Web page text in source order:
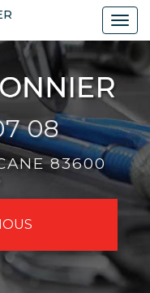
08
83600